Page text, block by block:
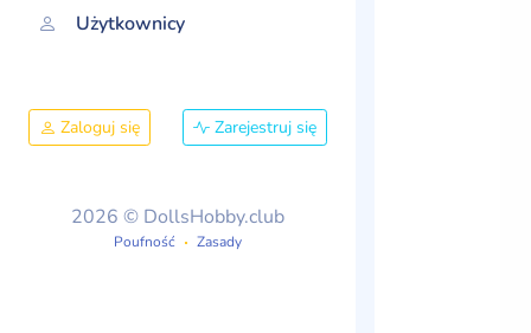
Użytkownicy
Zaloguj się Zarejestruj się
2026 © DollsHobby.club
Poufność Zasady